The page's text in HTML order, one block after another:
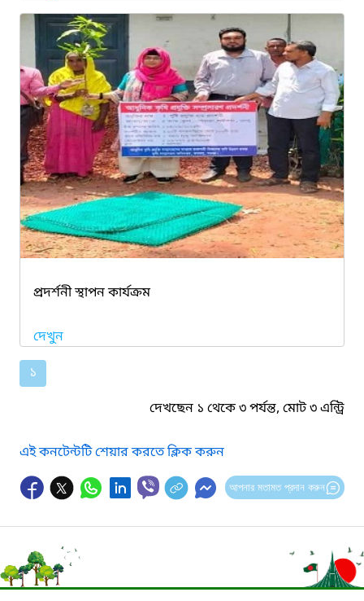
প্রদর্শনী স্থাপন কার্যক্রম
দেখুন
১
দেখছেন ১ থেকে ৩ পর্যন্ত, মোট ৩ এন্ট্রি
এই কনটেন্টটি শেয়ার করতে ক্লিক করুন
আপনার মতামত প্রদান করুন